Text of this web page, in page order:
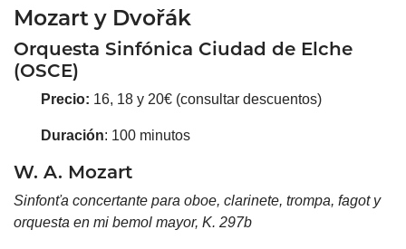
Mozart y Dvořák
Orquesta Sinfónica Ciudad de Elche
(OSCE)
Precio: 16, 18 y 20€ (consultar descuentos)
Duración: 100 minutos
W. A. Mozart
Sinfonťa concertante para oboe, clarinete, trompa, fagot y
orquesta en mi bemol mayor, K. 297b